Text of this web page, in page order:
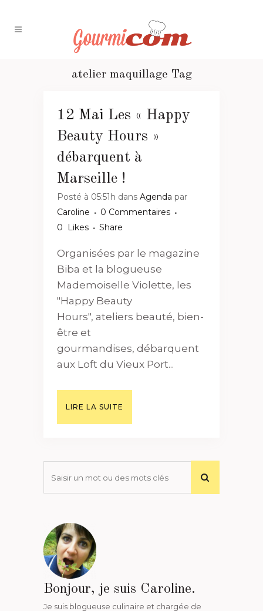
atelier maquillage Tag
12 Mai Les « Happy
Beauty Hours »
débarquent à
Marseille !
Posté à 05:51h dans Agenda par
Caroline
0 Commentaires
0
Likes Share
Organisées par le magazine
Biba et la blogueuse
Mademoiselle Violette, les
"Happy Beauty
Hours", ateliers beauté, bien-
être et
gourmandises, débarquent
aux Loft du Vieux Port...
LIRE LA SUITE
Bonjour, je suis Caroline.
Je suis blogueuse culinaire et chargée de